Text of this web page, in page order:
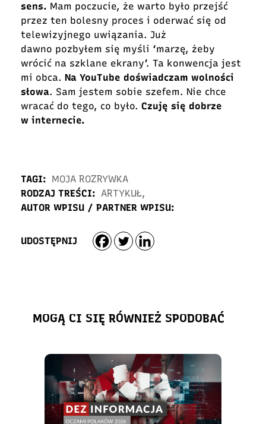
sens. Mam poczucie, że warto było przejść
przez ten bolesny proces i oderwać się od
telewizyjnego uwiązania. Już
dawno pozbyłem się myśli ‘marzę, żeby
wrócić na szklane ekrany’. Ta konwencja jest
mi obca. Na YouTube doświadczam wolności
słowa. Sam jestem sobie szefem. Nie chce
wracać do tego, co było. Czuję się dobrze
w internecie.
TAGI: MOJA ROZRYWKA
RODZAJ TREŚCI: ARTYKUŁ,
AUTOR WPISU / PARTNER WPISU:
UDOSTĘPNIJ
MOGĄ CI SIĘ RÓWNIEŻ SPODOBAĆ